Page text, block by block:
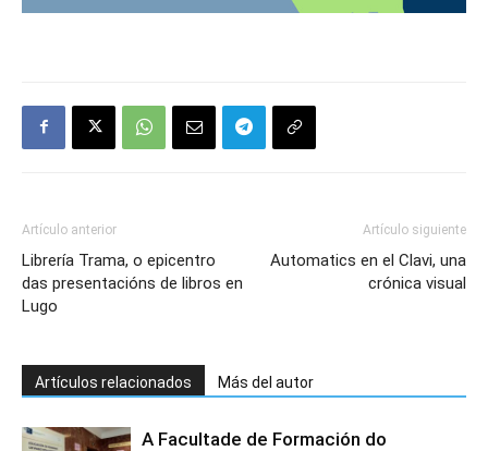
Artículo anterior
Librería Trama, o epicentro
das presentacións de libros en
Lugo
Artículo siguiente
Automatics en el Clavi, una
crónica visual
Artículos relacionados Más del autor
A Facultade de Formación do